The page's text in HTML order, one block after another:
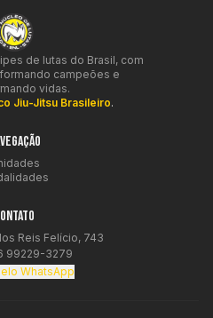
de lutas do Brasil, com
campeões e
vidas.
Jiu-Jitsu Brasileiro.
Reis Felício, 743
99229-3279
WhatsApp